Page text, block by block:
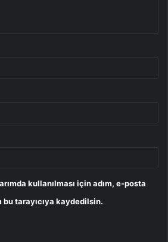
kullanılması için adım, e-posta
tarayıcıya kaydedilsin.